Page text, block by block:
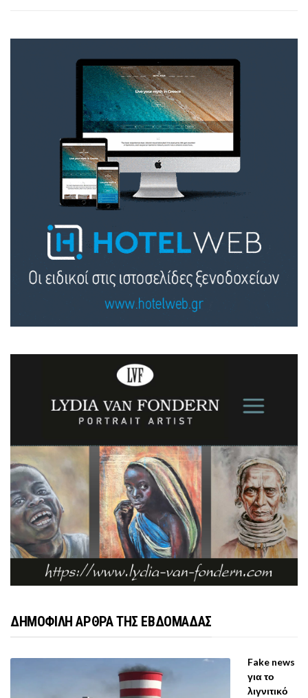
ΔΗΜΟΦΙΛΗ ΑΡΘΡΑ ΤΗΣ ΕΒΔΟΜΑΔΑΣ
Fake news
για το
λιγνιτικό